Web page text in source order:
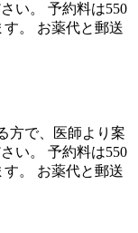
い。 予約料は550
す。 お薬代と郵送
方で、医師より案
い。 予約料は550
す。 お薬代と郵送